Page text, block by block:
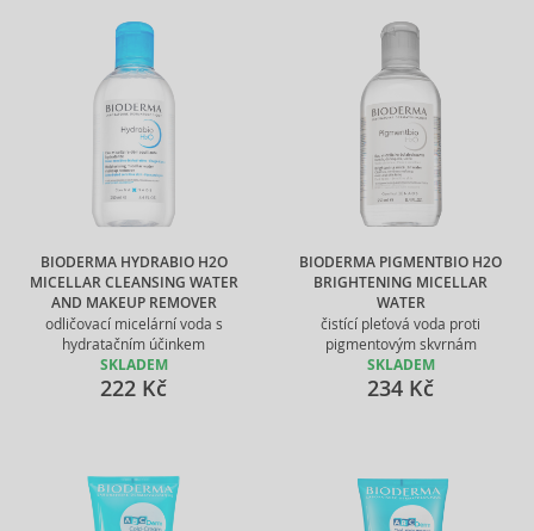
BIODERMA HYDRABIO H2O
MICELLAR CLEANSING WATER
AND MAKEUP REMOVER
odličovací micelární voda s
hydratačním účinkem
SKLADEM
222 Kč
BIODERMA PIGMENTBIO H2O
BRIGHTENING MICELLAR
WATER
čistící pleťová voda proti
pigmentovým skvrnám
SKLADEM
234 Kč